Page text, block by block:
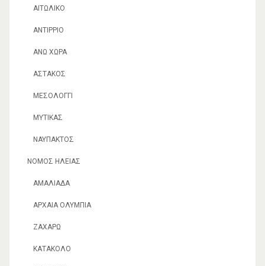
ΑΙΤΩΛΙΚΌ
ΑΝΤΊΡΡΙΟ
ΆΝΩ ΧΏΡΑ
ΑΣΤΑΚΌΣ
ΜΕΣΟΛΌΓΓΙ
ΜΎΤΙΚΑΣ
ΝΑΎΠΑΚΤΟΣ
ΝΟΜΌΣ ΗΛΕΊΑΣ
ΑΜΑΛΙΆΔΑ
ΑΡΧΑΊΑ ΟΛΥΜΠΊΑ
ΖΑΧΆΡΩ
ΚΑΤΆΚΟΛΟ